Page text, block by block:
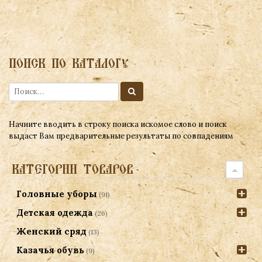
ПОИСК ПО КАТАЛОГУ
Начните вводить в строку поиска искомое слово и поиск
выдаст Вам предварительные результаты по совпадениям
КАТЕГОРИИ ТОВАРОВ
Головные уборы (91)
Детская одежда (26)
Женский сряд (13)
Казачья обувь (9)